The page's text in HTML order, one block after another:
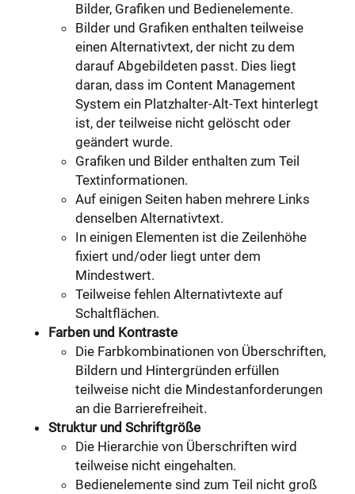
Bilder, Grafiken und Bedienelemente.
Bilder und Grafiken enthalten teilweise
einen Alternativtext, der nicht zu dem
darauf Abgebildeten passt. Dies liegt
daran, dass im Content Management
System ein Platzhalter-Alt-Text hinterlegt
ist, der teilweise nicht gelöscht oder
geändert wurde.
Grafiken und Bilder enthalten zum Teil
Textinformationen.
Auf einigen Seiten haben mehrere Links
denselben Alternativtext.
In einigen Elementen ist die Zeilenhöhe
fixiert und/oder liegt unter dem
Mindestwert.
Teilweise fehlen Alternativtexte auf
Schaltflächen.
Farben und Kontraste
Die Farbkombinationen von Überschriften,
Bildern und Hintergründen erfüllen
teilweise nicht die Mindestanforderungen
an die Barrierefreiheit.
Struktur und Schriftgröße
Die Hierarchie von Überschriften wird
teilweise nicht eingehalten.
Bedienelemente sind zum Teil nicht groß